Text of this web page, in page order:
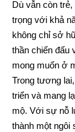
Dù vẫn còn
trọng với khả
không chỉ sở
thần chiến đấu
mong muốn ở
Trong tương
triển và mang
mộ. Với sự nỗ
thành một ngôi